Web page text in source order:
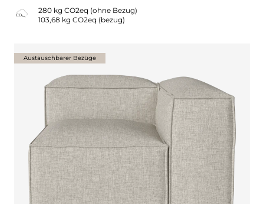
280 kg CO2eq (ohne Bezug)
103,68 kg CO2eq (bezug)
Austauschbarer Bezüge